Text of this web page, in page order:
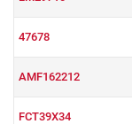
47678
AMF162212
FCT39X34